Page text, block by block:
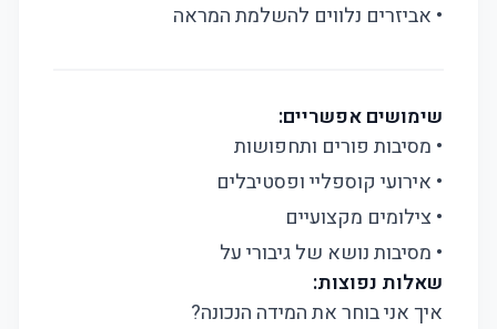
• אביזרים נלווים להשלמת המראה
שימושים אפשריים:
• מסיבות פורים ותחפושות
• אירועי קוספליי ופסטיבלים
• צילומים מקצועיים
• מסיבות נושא של גיבורי על
שאלות נפוצות:
איך אני בוחר את המידה הנכונה?